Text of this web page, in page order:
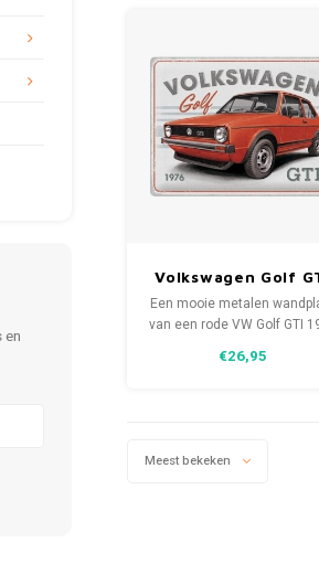
Volkswagen Golf
1976 wandplaat
30x40 cm
Een mooie metalen
van een rode VW Golf GTI
decoratie met gebogen
€26,95
Meest bekeken